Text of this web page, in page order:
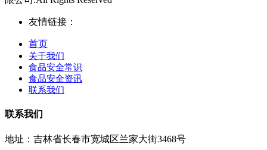
友情链接：
首页
关于我们
食品安全常识
食品安全资讯
联系我们
联系我们
地址：吉林省长春市宽城区兰家大街3468号